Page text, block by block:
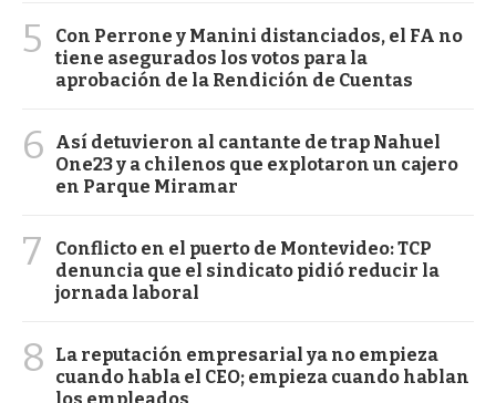
5
Con Perrone y Manini distanciados, el FA no
tiene asegurados los votos para la
aprobación de la Rendición de Cuentas
6
Así detuvieron al cantante de trap Nahuel
One23 y a chilenos que explotaron un cajero
en Parque Miramar
7
Conflicto en el puerto de Montevideo: TCP
denuncia que el sindicato pidió reducir la
jornada laboral
8
La reputación empresarial ya no empieza
cuando habla el CEO; empieza cuando hablan